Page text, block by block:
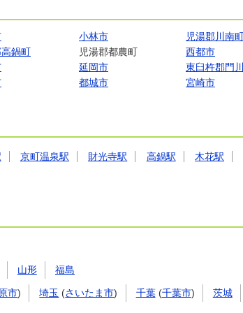
小林市
児湯郡川南
鍋町 児湯郡都農町
西都市
延岡市
東臼杵郡門
都城市 宮崎市
京町温泉駅 財光寺駅 高鍋駅
木花駅
山形 福島
市) 埼玉 (さいたま市) 千葉(千葉市) 茨城